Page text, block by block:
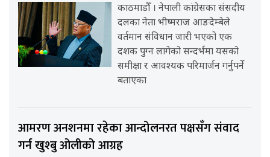
काठमाडौँ । नेपाली कांग्रेसका संसदीय
दलका नेता भीष्मराज आङदेम्बेले
वर्तमान संविधान जारी भएको एक
दशक पुग्न लागेको सन्दर्भमा यसको
समीक्षा र आवश्यक परिमार्जन गर्नुपर्ने
बताएका
आमरण अनशनमा रहेका आन्दोलनरत पक्षसँग संवाद
गर्न खुश्बु ओलीको आग्रह